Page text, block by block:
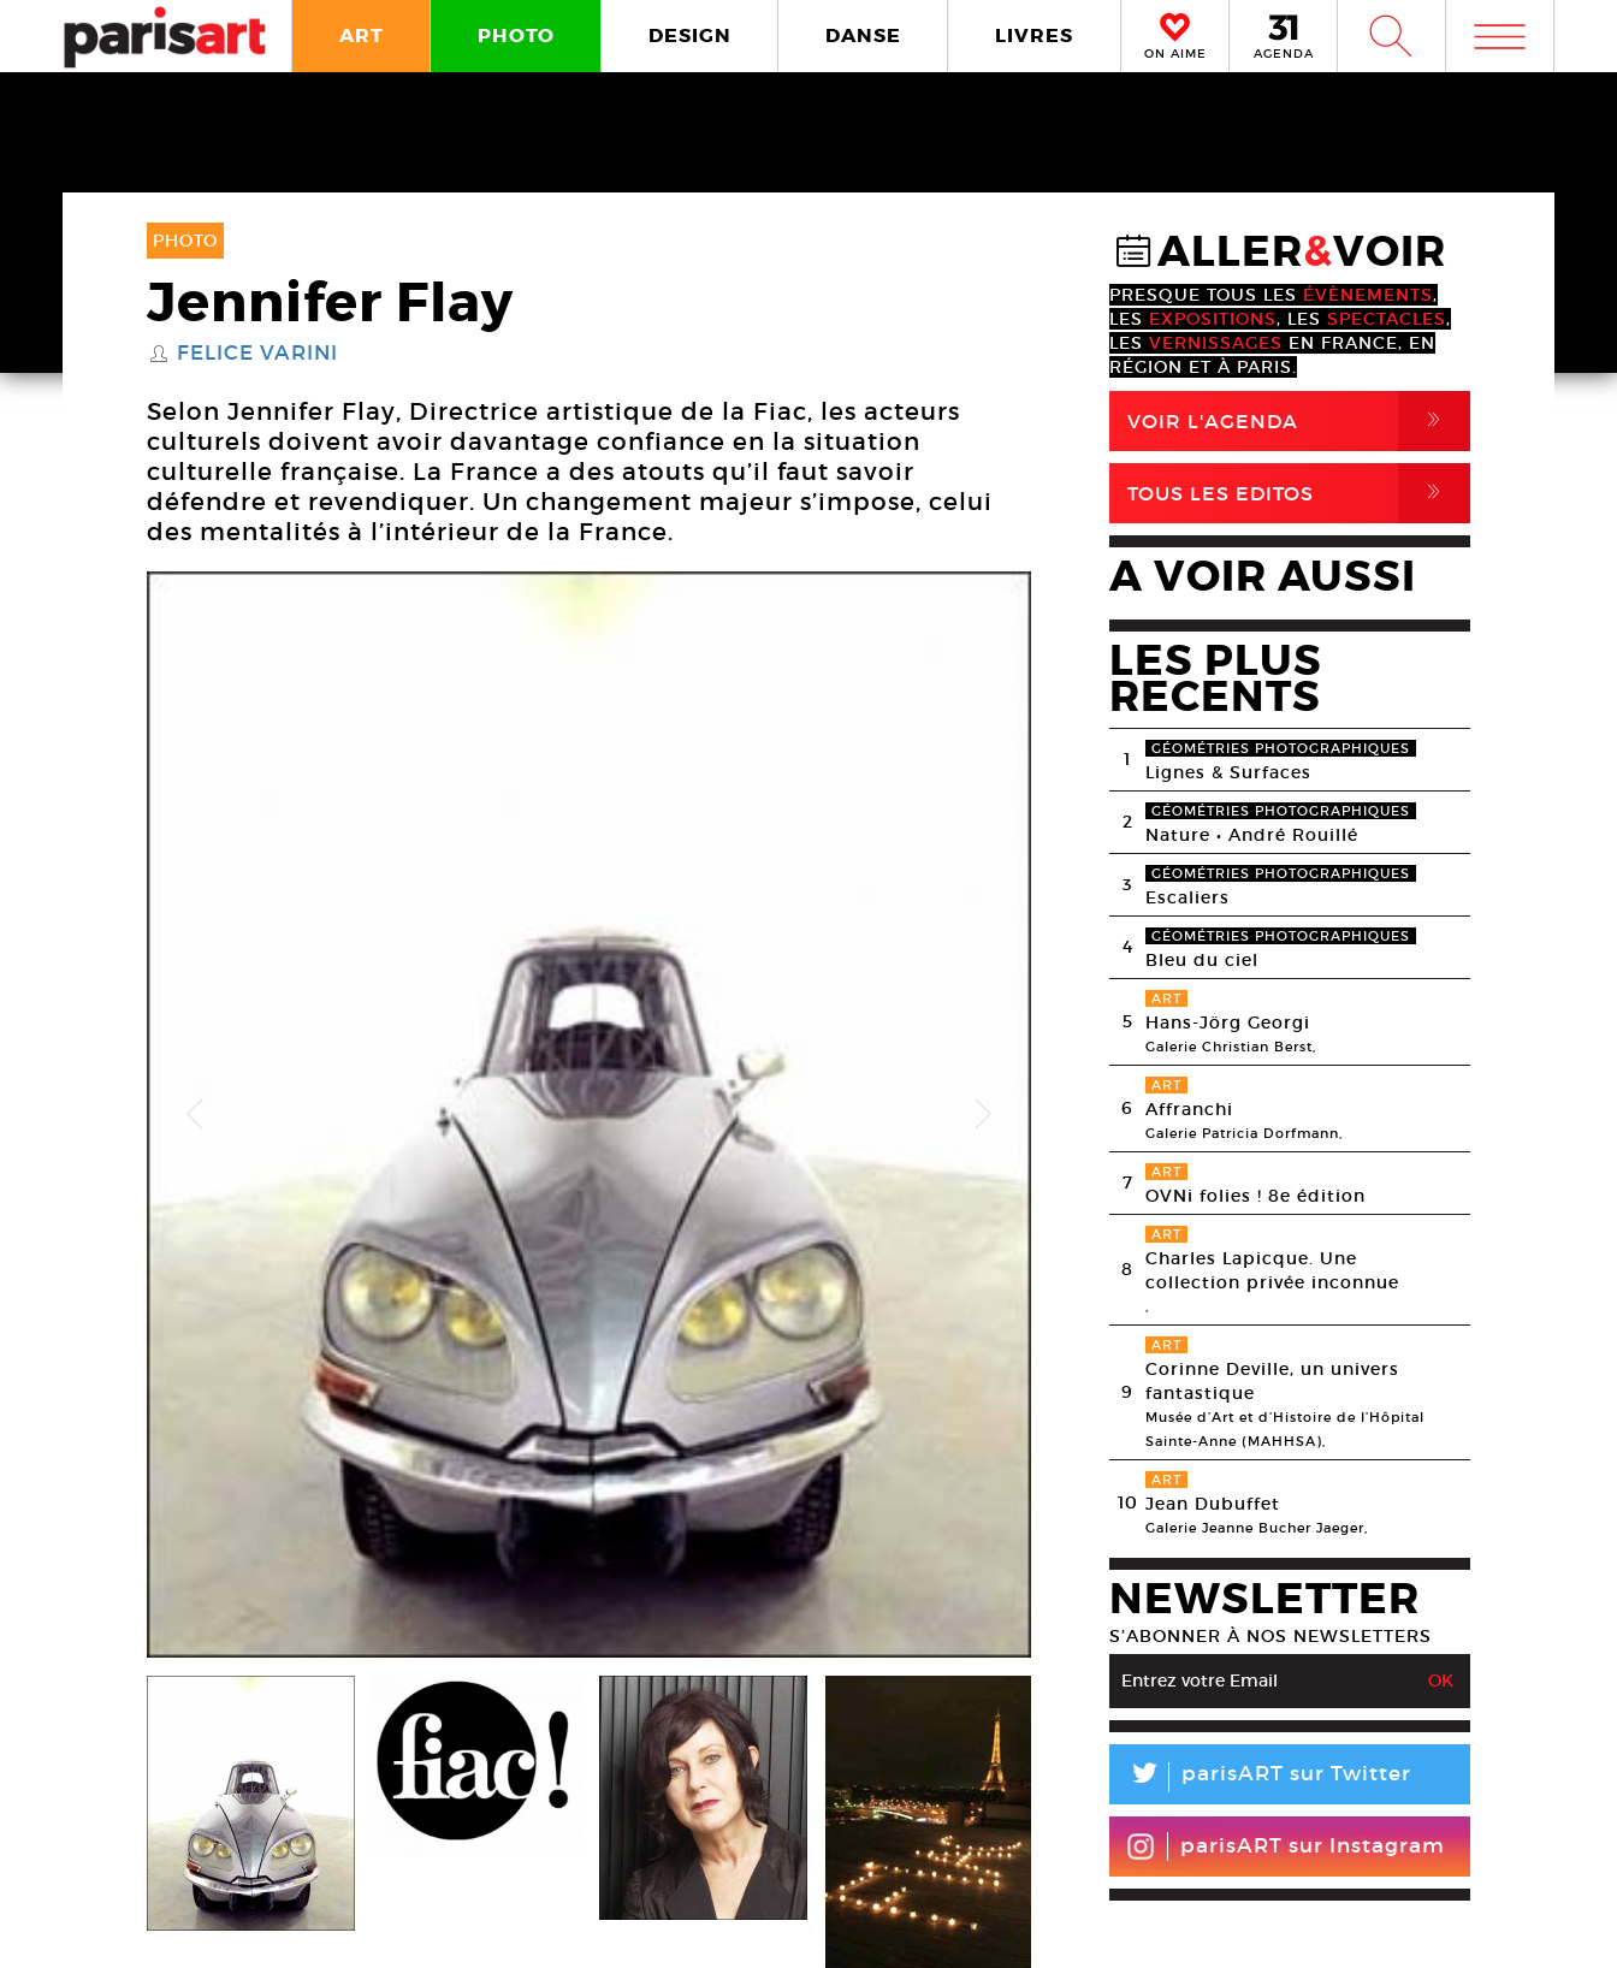
ART PHOTO DESIGN DANSE LIVRES
ON AIME AGENDA W m
PHOTO
Jennifer Flay
S FELICE VARINI
Selon Jennifer Flay, Directrice artistique de la Fiac, les acteurs
culturels doivent avoir davantage confiance en la situation
culturelle française. La France a des atouts qu’il faut savoir
défendre et revendiquer. Un changement majeur s’impose, celui
des mentalités à l’intérieur de la France.
@ALLER&VOIR
PRESQUE TOUS LES ÉVÈNEMENTS,
LES EXPOSITIONS, LES SPECTACLES,
LES VERNISSAGES EN FRANCE, EN
RÉGION ET À PARIS.
VOIR L'AGENDA ,
TOUS LES EDITOS ,
A VOIR AUSSI
LES PLUS
RECENTS
1 GÉOMÉTRIES PHOTOGRAPHIQUES
Lignes & Surfaces
2 GÉOMÉTRIES PHOTOGRAPHIQUES
Nature • André Rouillé
3 GÉOMÉTRIES PHOTOGRAPHIQUES
Escaliers
4 GÉOMÉTRIES PHOTOGRAPHIQUES
Bleu du ciel
5
ART
Hans-Jörg Georgi
Galerie Christian Berst,
6
ART
Affranchi
Galerie Patricia Dorfmann,
7 ART
OVNi folies ! 8e édition
8
ART
Charles Lapicque. Une
collection privée inconnue
,
9
ART
Corinne Deville, un univers
fantastique
Musée d’Art et d’Histoire de l’Hôpital
Sainte-Anne (MAHHSA),
10
ART
Jean Dubuffet
Galerie Jeanne Bucher Jaeger,
NEWSLETTER
S’ABONNER À NOS NEWSLETTERS
L parisART sur Twitter
parisART sur Instagram